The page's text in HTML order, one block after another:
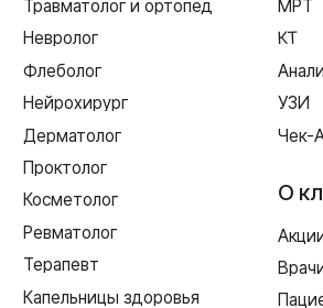
ул. Рокоссовского, 65
г. Одинцово
ул. Говорова, 85
ИМЕЮТСЯ ПРОТИВОПОКАЗАНИЯ,
Лицензия Л041-01128-67/00331765 от 28.05.2019 г. и Л041-
01128-67/00637993 от 17.01.2023 г. выдана Департаментом
Смоленской области по здравоохранению
Создание сайта
Политика в отношении обработки персональных данных